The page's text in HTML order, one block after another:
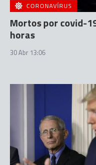
CORONAVÍRUS
Mortos por covid-
horas
30 Abr 13:06